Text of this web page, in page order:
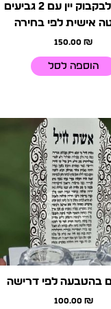
מעמד לבקבוק יין עם 2 גביעים
אישית לפי בחירה
150.00 ₪
הוספה לסל
בהטבעה לפי דרישה
100.00 ₪